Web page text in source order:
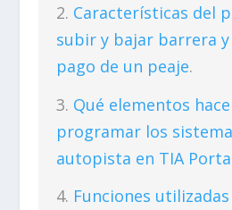
Características del
subir y bajar barrera
pago de un peaje.
Qué elementos
programar los
autopista en TIA
Funciones